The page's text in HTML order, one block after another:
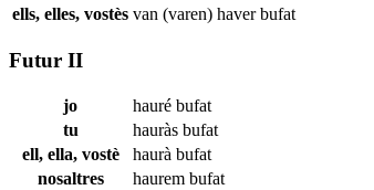
ells, elles, vostès van (varen) haverbufat
Futur II
jo hauré bufat
tu
hauràs bufat
ell, ella, vostè
haurà bufat
nosaltres
haurem bufat